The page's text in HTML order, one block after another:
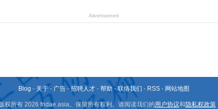
Advertisement
Blog - 关于 - 广告 -招聘人才 - 帮助- 联络我们 - RSS - 网站地图
权所有 2026 fridae.asia。保留所有权利。请阅读我们的用户协议和隐私权政策